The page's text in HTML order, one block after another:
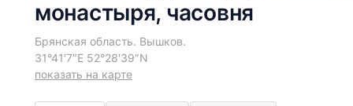
монастыря, часовня
Брянская область. Вышков.
31°41′7″E 52°28′39″N
показать на карте